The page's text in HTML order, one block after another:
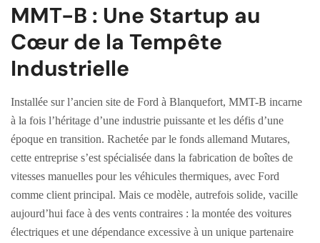
MMT-B : Une Startup au
Cœur de la Tempête
Industrielle
Installée sur l’ancien site de Ford à Blanquefort, MMT-B incarne
à la fois l’héritage d’une industrie puissante et les défis d’une
époque en transition. Rachetée par le fonds allemand Mutares,
cette entreprise s’est spécialisée dans la fabrication de boîtes de
vitesses manuelles pour les véhicules thermiques, avec Ford
comme client principal. Mais ce modèle, autrefois solide, vacille
aujourd’hui face à des vents contraires : la montée des voitures
électriques et une dépendance excessive à un unique partenaire